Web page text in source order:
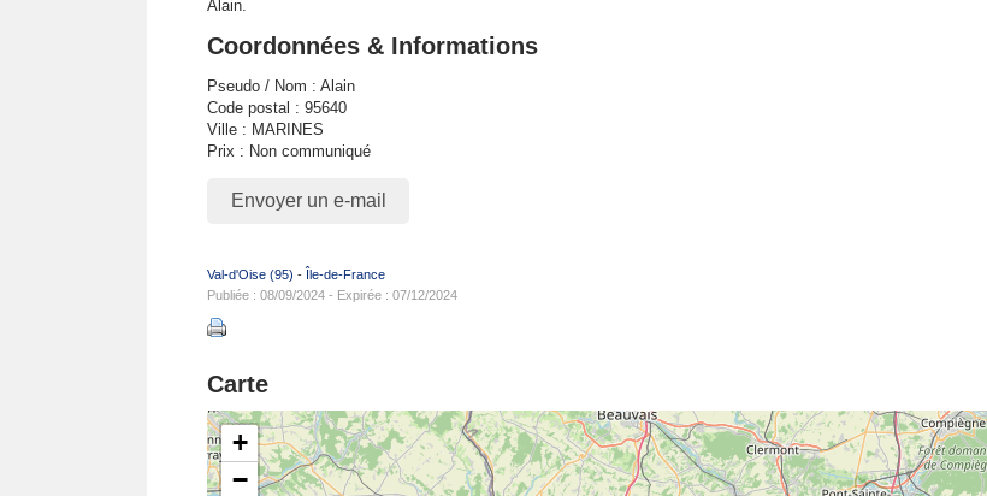
Alain.
Coordonnées & Informations
Pseudo / Nom : Alain
Code postal : 95640
Ville : MARINES
Prix : Non communiqué
Envoyer un e-mail
Val-d'Oise (95) - Île-de-France
Publiée : 08/09/2024 - Expirée : 07/12/2024
Carte
+
−